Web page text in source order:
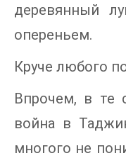
деревянный
опереньем.
Круче любого
Впрочем, в те
война в
многого не